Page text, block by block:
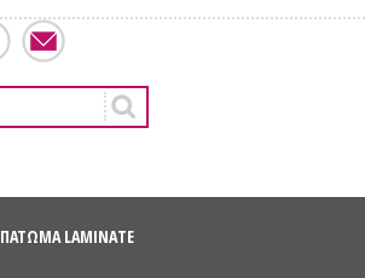
ΠΑΤΩΜΑ LAMINATE